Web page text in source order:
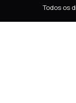
Todos os